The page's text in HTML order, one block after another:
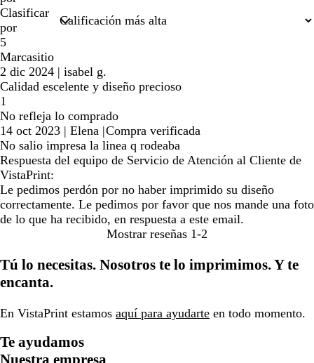
Clasificar
por
5
Marcasitio
2 dic 2024 | isabel g.
Calidad escelente y diseño precioso
1
No refleja lo comprado
14 oct 2023 | Elena |Compra verificada
No salio impresa la linea q rodeaba
Respuesta del equipo de Servicio de Atención al Cliente de
VistaPrint:
Le pedimos perdón por no haber imprimido su diseño
correctamente. Le pedimos por favor que nos mande una foto
de lo que ha recibido, en respuesta a este email.
Mostrar reseñas 1-2
Tú lo necesitas. Nosotros te lo imprimimos. Y te
encanta.
En VistaPrint estamos aquí para ayudarte en todo momento.
Te ayudamos
Nuestra empresa